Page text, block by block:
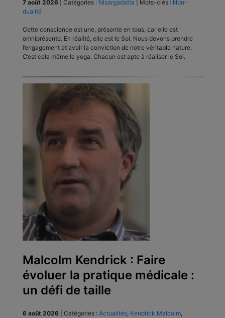
7 août 2026 Catégories : Nisargadatta Mots-clés : Non-
dualité
Cette conscience est une, présente en tous, car elle est
omniprésente. En réalité, elle est le Soi. Nous devons prendre
l’engagement et avoir la conviction de notre véritable nature.
C’est cela même le yoga. Chacun est apte à réaliser le Soi.
Malcolm Kendrick : Faire
évoluer la pratique médicale :
un défi de taille
6 août 2026 Catégories : Actualités, Kendrick Malcolm,